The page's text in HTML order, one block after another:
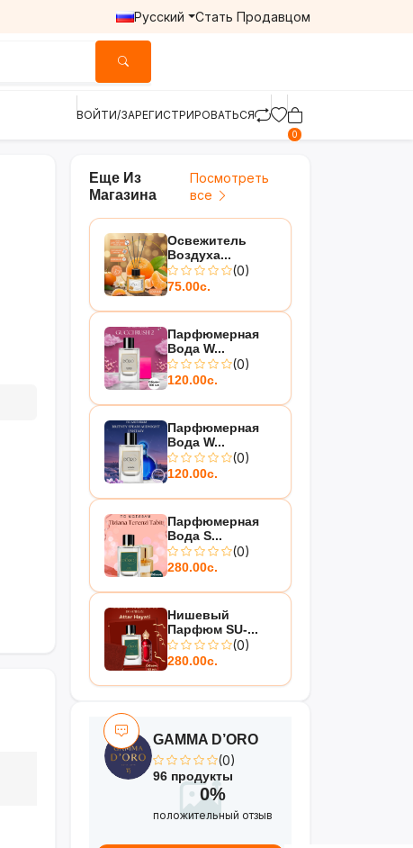
Русский Стать Продавцом
ВОЙТИ/ЗАРЕГИСТРИРОВАТЬСЯ
0
Еще Из
Магазина
Посмотреть
все
Освежитель
Воздуха...
(0)
75.00с.
Парфюмерная
Вода W...
(0)
120.00с.
Парфюмерная
Вода W...
(0)
120.00с.
Парфюмерная
Вода S...
(0)
280.00с.
Нишевый
Парфюм SU-...
(0)
280.00с.
GAMMA D’ORO
(0)
96 продукты
0%
положительный отзыв